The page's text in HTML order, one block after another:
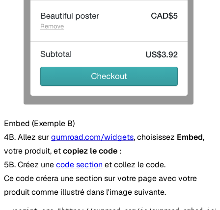
Embed (Exemple B)
4B. Allez surgumroad.com/widgets, choisissez Embed,
votre produit, etcopiez le code :
5B. Créez unecode section et collez le code.
Ce code créera une section sur votre page avec votre
produit comme illustré dans l'image suivante.